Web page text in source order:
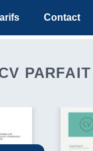
Contact
PARFAIT